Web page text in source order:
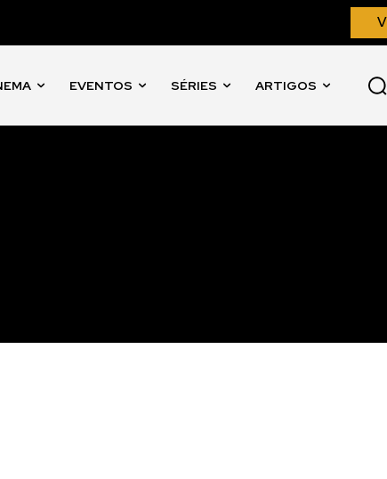
EVENTOS SÉRIES ARTIGOS